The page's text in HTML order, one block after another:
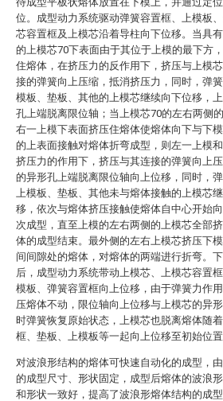
位。成型动力系统驱动弹簧容置框、上模板
芯容置框及上模芯沿着导柱向下位移。当具
的上模芯70下表面由于其位于上模的最下方
住熔体，在挤压力的反作用下，挤压与上模
接的弹簧向上压缩，抵消挤压力，同时，弹
模板、垫板、其他的上模芯继续向下位移，
孔上端脱离限位轴；当上模芯70的左右两侧
右一上模下表面挤压住熔体使熔体向下与下
的上表面接触对熔体折弯成型，则左一上模
挤压力的作用下，挤压与其连接的弹簧向上
的异形孔上端脱离限位轴向上位移，同时，弹
上模板、垫板、其他未与熔体接触的上模芯
移，依次与熔体挤压接触使熔体自中心开始
次成型，直至上模的左右两侧的上模芯全部
体的成型结束。最外侧的左右上模芯挤压下
间间隙处的熔体，对熔体的两端进行折弯。
后，成型动力系统带动上模芯、上模芯容置
模板、弹簧容置框向上位移，由于弹簧力作
压熔体不动，限位轴向上位移与上模芯的异
时弹簧恢复原始状态，上模芯也脱离熔体随
框、垫板、上模板等一起向上位移至初始位置
对波浪形结构的熔体可快速自动化的成型，
的成型尺寸、形状固定，成型后熔体的波浪
和形状一致好，提高了波浪形熔体结构的成